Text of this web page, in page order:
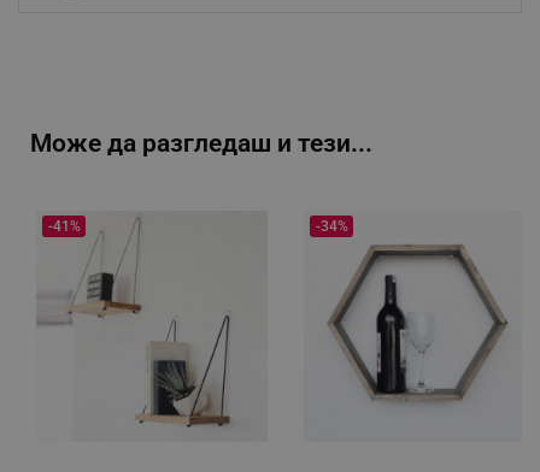
Може да разгледаш и тези...
-41% -34%